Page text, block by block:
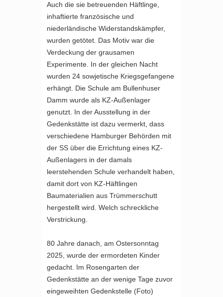
Auch die sie betreuenden Häftlinge,
inhaftierte französische und
niederländische Widerstandskämpfer,
wurden getötet. Das Motiv war die
Verdeckung der grausamen
Experimente. In der gleichen Nacht
wurden 24 sowjetische Kriegsgefangene
erhängt. Die Schule am Bullenhuser
Damm wurde als KZ-Außenlager
genutzt. In der Ausstellung in der
Gedenkstätte ist dazu vermerkt, dass
verschiedene Hamburger Behörden mit
der SS über die Errichtung eines KZ-
Außenlagers in der damals
leerstehenden Schule verhandelt haben,
damit dort von KZ-Häftlingen
Baumaterialien aus Trümmerschutt
hergestellt wird. Welch schreckliche
Verstrickung.
80 Jahre danach, am Ostersonntag
2025, wurde der ermordeten Kinder
gedacht. Im Rosengarten der
Gedenkstätte an der wenige Tage zuvor
eingeweihten Gedenkstelle (Foto)